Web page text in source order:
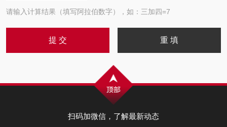
请输入计算结果（填写阿拉伯数字），如：三加四=7
扫码加微信，了解最新动态